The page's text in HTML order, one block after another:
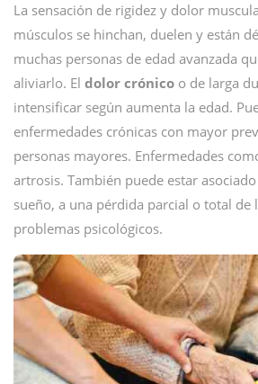
La sensación de rigidez y dolor
músculos se hinchan, duelen y están
muchas personas de edad avanzada
aliviarlo. El dolor crónico o de larga
intensificar según aumenta la edad.
enfermedades crónicas con mayor
personas mayores. Enfermedades
artrosis. También puede estar
sueño, a una pérdida parcial o total de
problemas psicológicos.